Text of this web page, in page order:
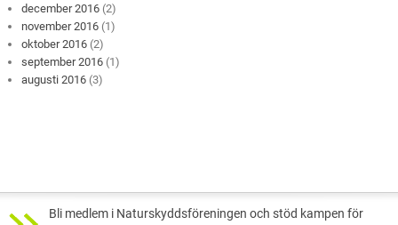
december 2016 (2)
november 2016 (1)
oktober 2016 (2)
september 2016 (1)
augusti 2016 (3)
Bli medlem i Naturskyddsföreningen och stöd kampen för